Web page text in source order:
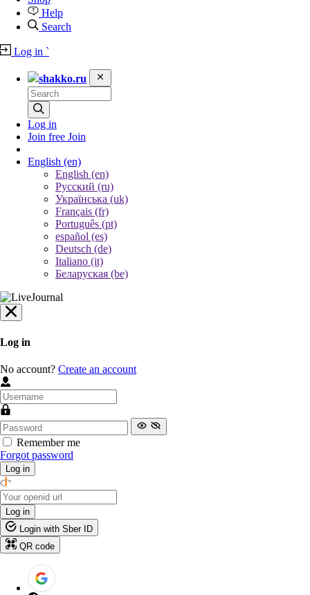
Help
Search
Log in `
shakko.ru
Log in
Join free Join
English (en)
English (en)
Русский (ru)
Українська (uk)
Français (fr)
Português (pt)
español (es)
Deutsch (de)
Italiano (it)
Беларуская (be)
Log in
No account? Create an account
Remember me
Forgot password
Log in
Log in
Login with Sber ID
QR code